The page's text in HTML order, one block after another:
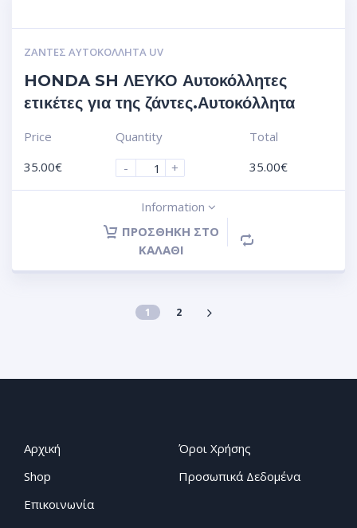
ΖΆΝΤΕΣ ΑΥΤΟΚΌΛΛΗΤΑ UV
HONDA SH ΛΕΥΚΟ Αυτοκόλλητες
ετικέτες για της ζάντες.Αυτοκόλλητα
Price
35.00€
Quantity
-
+
Total
35.00€
Information
ΠΡΟΣΘΉΚΗ ΣΤΟ
ΚΑΛΆΘΙ
1 2
Αρχική
Shop
Επικοινωνία
Όροι Χρήσης
Προσωπικά Δεδομένα